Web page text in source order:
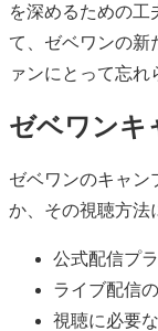
を深めるための工
て、ゼベワンの新
ァンにとって忘れ
ゼベワンキ
ゼベワンのキャン
か、その視聴方法
公式配信プ
ライブ配信
視聴に必要